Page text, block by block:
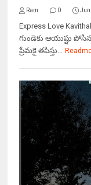
Ram 0 Jun
Express Love
గుండెకు ఆయుష్షు
ప్రేమకై తపిస్తు...